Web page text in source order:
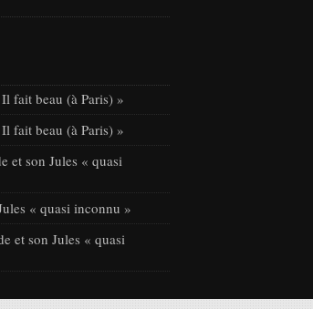
fait beau (à Paris) »
fait beau (à Paris) »
et son Jules « quasi
« quasi inconnu »
et son Jules « quasi